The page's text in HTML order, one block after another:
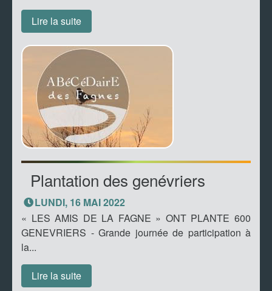
Lire la suite
Plantation des genévriers
LUNDI, 16 MAI 2022
« LES AMIS DE LA FAGNE » ONT PLANTE 600
GENEVRIERS - Grande journée de participation à
la...
Lire la suite